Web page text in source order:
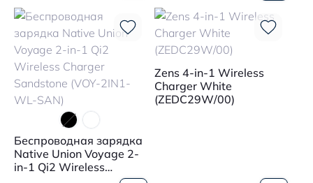
Беспроводная зарядка
Native Union Voyage 2-
in-1 Qi2 Wireless
Zens 4-in-1 Wireless
Charger White
(ZEDC29W/00)